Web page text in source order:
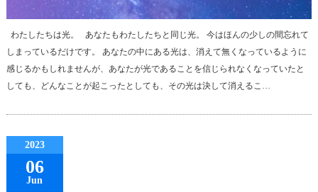
わたしたちは光。 あなたもわたしたちと同じ光。 今はほんの少しの間忘れて
しまっているだけです。 あなたの中にある光は、消えて無くなっているように
感じるかもしれませんが、あなたが光であることを信じられなくなっていたと
しても、どんなことが起こったとしても、その光は決して消えるこ…
2023
06
Jun